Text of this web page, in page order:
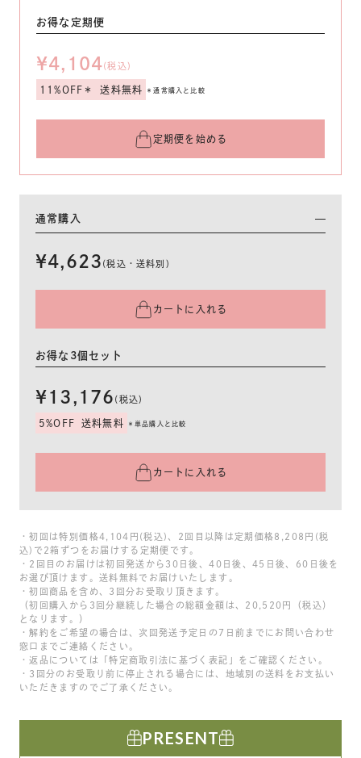
お得な定期便
¥4,104(税込)
11%OFF＊ 送料無料 ＊通常購入と比較
定期便を始める
通常購入
¥4,623 (税込・送料別)
カートに入れる
お得な3個セット
¥13,176 (税込)
5%OFF 送料無料 ＊単品購入と比較
カートに入れる
・初回は特別価格4,104円(税込)、2回目以降は定期価格8,208円(税
込)で2箱ずつをお届けする定期便です。
・2回目のお届けは初回発送から30日後、40日後、45日後、60日後を
お選び頂けます。送料無料でお届けいたします。
・初回商品を含め、3回分お受取り頂きます。
（初回購入から3回分継続した場合の総額金額は、20,520円（税込）
となります。）
・解約をご希望の場合は、次回発送予定日の7日前までにお問い合わせ
窓口までご連絡ください。
・返品については「特定商取引法に基づく表記」をご確認ください。
・3回分のお受取り前に停止される場合には、地域別の送料をお支払い
いただきますのでご了承ください。
PRESENT